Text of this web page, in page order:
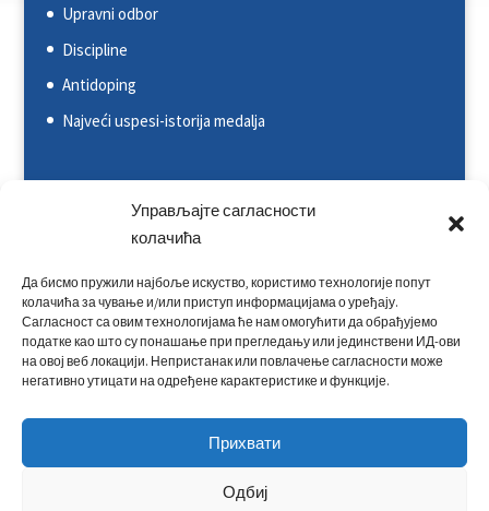
Управљајте сагласности
колачића
Да бисмо пружили најбоље искуство, користимо технологије попут
колачића за чување и/или приступ информацијама о уређају.
Сагласност са овим технологијама ће нам омогућити да обрађујемо
податке као што су понашање при прегледању или јединствени ИД-ови
на овој веб локацији. Непристанак или повлачење сагласности може
негативно утицати на одређене карактеристике и функције.
Прихвати
Одбиј
Upravni odbor
Discipline
Antidoping
Najveći uspesi-istorija medalja
Svetska kajakaška federacija (ICF)
Evropska kajakaška asocijacija (ECA)
Rezultati na međunarodnim takmičenjima
Kontakt